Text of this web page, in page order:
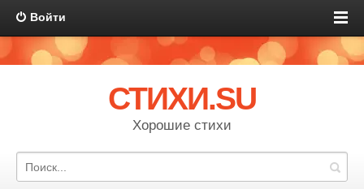
Войти
СТИХИ.SU
Хорошие стихи